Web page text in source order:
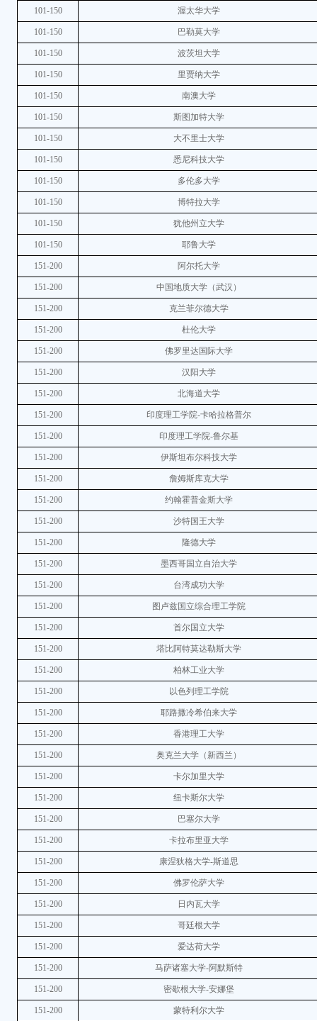
101-150 渥太华大学
101-150 巴勒莫大学
101-150 波茨坦大学
101-150 里贾纳大学
101-150 南澳大学
101-150 斯图加特大学
101-150 大不里士大学
101-150 悉尼科技大学
101-150 多伦多大学
101-150 博特拉大学
101-150 犹他州立大学
101-150 耶鲁大学
151-200 阿尔托大学
151-200 中国地质大学（武汉）
151-200 克兰菲尔德大学
151-200 杜伦大学
151-200 佛罗里达国际大学
151-200 汉阳大学
151-200 北海道大学
151-200 印度理工学院-卡哈拉格普尔
151-200 印度理工学院-鲁尔基
151-200 伊斯坦布尔科技大学
151-200 詹姆斯库克大学
151-200 约翰霍普金斯大学
151-200 沙特国王大学
151-200 隆德大学
151-200 墨西哥国立自治大学
151-200 台湾成功大学
151-200 图卢兹国立综合理工学院
151-200 首尔国立大学
151-200 塔比阿特莫达勒斯大学
151-200 柏林工业大学
151-200 以色列理工学院
151-200 耶路撒冷希伯来大学
151-200 香港理工大学
151-200 奥克兰大学（新西兰）
151-200 卡尔加里大学
151-200 纽卡斯尔大学
151-200 巴塞尔大学
151-200 卡拉布里亚大学
151-200 康涅狄格大学-斯道思
151-200 佛罗伦萨大学
151-200 日内瓦大学
151-200 哥廷根大学
151-200 爱达荷大学
151-200 马萨诸塞大学-阿默斯特
151-200 密歇根大学-安娜堡
151-200 蒙特利尔大学